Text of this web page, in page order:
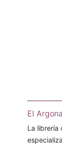
El
La librería